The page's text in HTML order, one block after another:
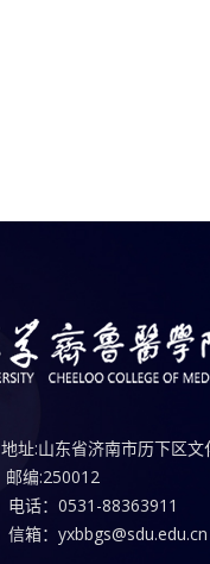
地址:山东省济南市历下区文
邮编:250012
电话：0531-88363911
信箱：yxbbgs@sdu.edu.cn